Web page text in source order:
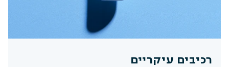
רכיבים עיקריים